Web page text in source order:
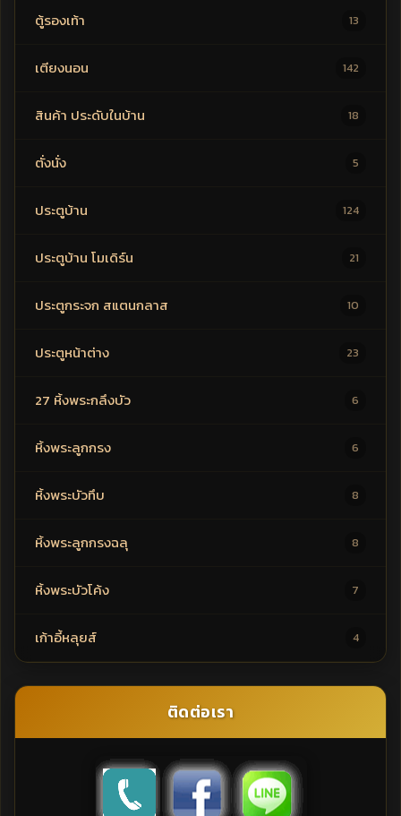
ตู้รองเท้า 13
เตียงนอน 142
สินค้า ประดับในบ้าน 18
ตั่งนั่ง 5
ประตูบ้าน 124
ประตูบ้าน โมเดิร์น 21
ประตูกระจก สแตนกลาส 10
ประตูหน้าต่าง 23
27 หิ้งพระกลึงบัว 6
หิ้งพระลูกกรง 6
หิ้งพระบัวทึบ 8
หิ้งพระลูกกรงฉลุ 8
หิ้งพระบัวโค้ง 7
เก้าอี้หลุยส์ 4
ติดต่อเรา